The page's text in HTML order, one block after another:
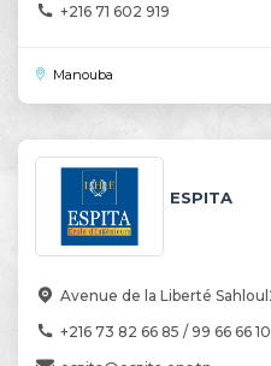
+216 71 602 919
Manouba
ESPITA
Avenue de la Liberté
+216 73 82 66 85 / 99 66 66 10